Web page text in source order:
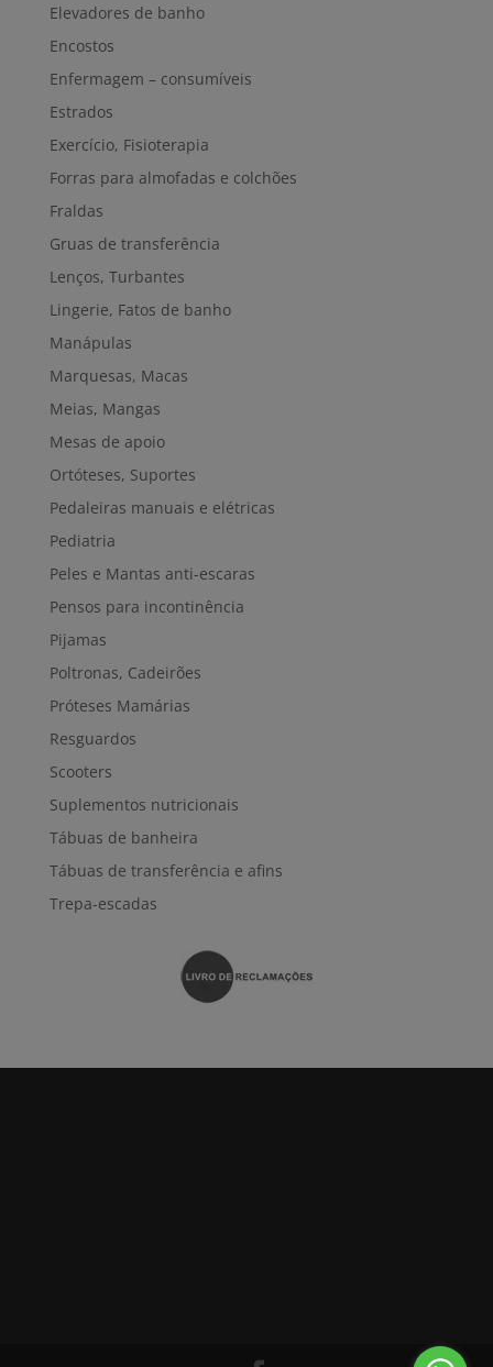
Elevadores de banho
Encostos
Enfermagem – consumíveis
Estrados
Exercício, Fisioterapia
Forras para almofadas e colchões
Fraldas
Gruas de transferência
Lenços, Turbantes
Lingerie, Fatos de banho
Manápulas
Marquesas, Macas
Meias, Mangas
Mesas de apoio
Ortóteses, Suportes
Pedaleiras manuais e elétricas
Pediatria
Peles e Mantas anti-escaras
Pensos para incontinência
Pijamas
Poltronas, Cadeirões
Próteses Mamárias
Resguardos
Scooters
Suplementos nutricionais
Tábuas de banheira
Tábuas de transferência e afins
Trepa-escadas